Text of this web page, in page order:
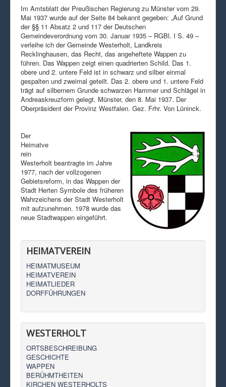
Im Amtsblatt der Preußischen Regierung zu Münster vom 29.
Mai 1937 wurde auf der Seite 84 bekannt gegeben: „Auf Grund
der §§ 11 Absatz 2 und 117 der Deutschen
Gemeindeverordnung vom 30. Januar 1935 – RGBl. I S. 49 –
verleihe ich der Gemeinde Westerholt, Landkreis
Recklinghausen, das Recht, das angeheftete Wappen zu
führen. Das Wappen zeigt einen quadrierten Schild. Das 1.
obere und 2. untere Feld ist in schwarz und silber einmal
gespalten und zweimal geteilt. Das 2. obere und 1. untere Feld
trägt auf silbernem Grunde schwarzen Hammer und Schlägel in
Andreaskreuzform gelegt. Münster, den 8. Mai 1937. Der
Oberpräsident der Provinz Westfalen. Gez. Frhr. Von Lüninck.
Der
Heimatve
rein
Westerholt beantragte im Jahre
1977, nach der vollzogenen
Gebietsreform, in das Wappen der
Stadt Herten Symbole des früheren
Wahrzeichens der Stadt Westerholt
mit aufzunehmen. 1978 wurde das
neue Stadtwappen eingeführt.
HEIMATVEREIN
HEIMATMUSEUM
HEIMATVEREIN
HEIMATLIEDER
DORFFÜHRUNGEN
WESTERHOLT
ORTSBESCHREIBUNG
GESCHICHTE
WAPPEN
BERÜHMTHEITEN
KIRCHEN WESTERHOLTS